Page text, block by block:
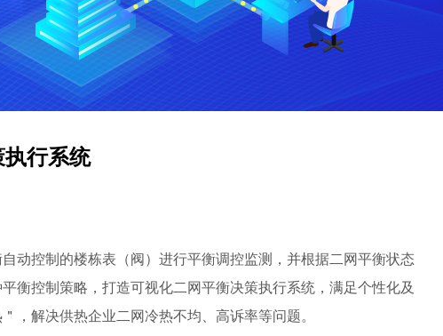
行系统
动控制的楼栋表（阀）进行平衡调控监测，并根据二网平衡状态
衡控制策略，打造可视化二网平衡决策执行系统，满足个性化及
，解决供热企业二网冷热不均、高诉率等问题。